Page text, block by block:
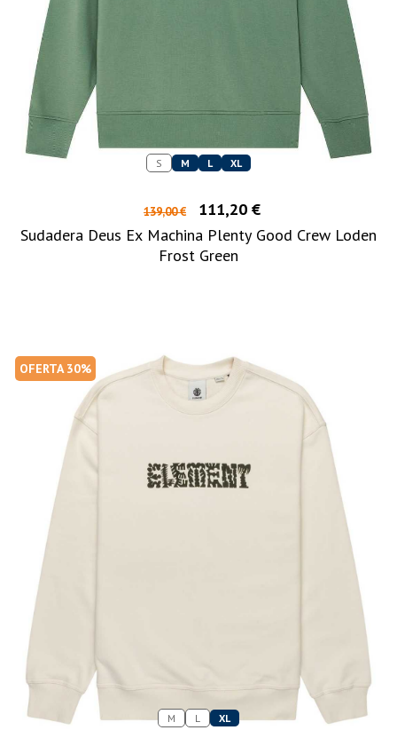
S M L XL
139,00 €
111,20 €
Sudadera Deus Ex Machina Plenty Good Crew Loden
Frost Green
OFERTA 30%
M L XL